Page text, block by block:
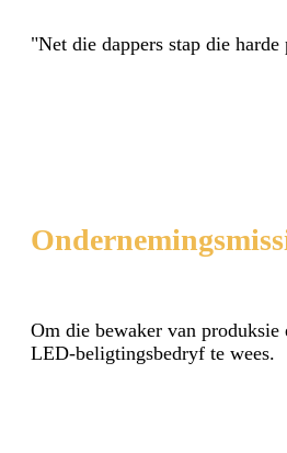
"Net die dappers stap die harde
Om die bewaker van
LED-beligtingsbedryf te wees.